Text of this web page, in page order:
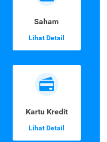
Saham
Lihat Detail
Kartu Kredit
Lihat Detail